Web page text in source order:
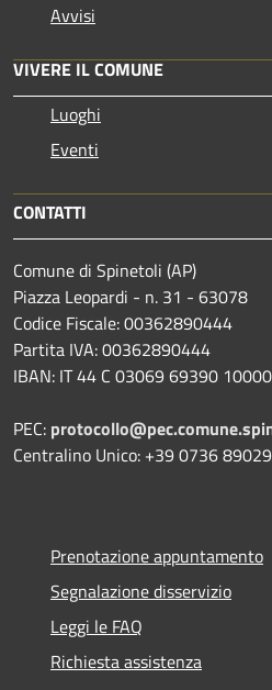
Avvisi
VIVERE IL COMUNE
Luoghi
Eventi
CONTATTI
Comune di Spinetoli (AP)
Piazza Leopardi - n. 31 - 63078
Codice Fiscale: 00362890444
Partita IVA: 00362890444
IBAN: IT 44 C 03069 69390
PEC:
Centralino Unico: +39 0736
Prenotazione appuntamento
Segnalazione disservizio
Leggi le FAQ
Richiesta assistenza